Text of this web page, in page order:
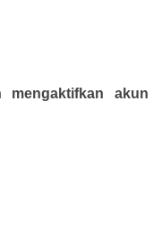
mengaktifkan akun